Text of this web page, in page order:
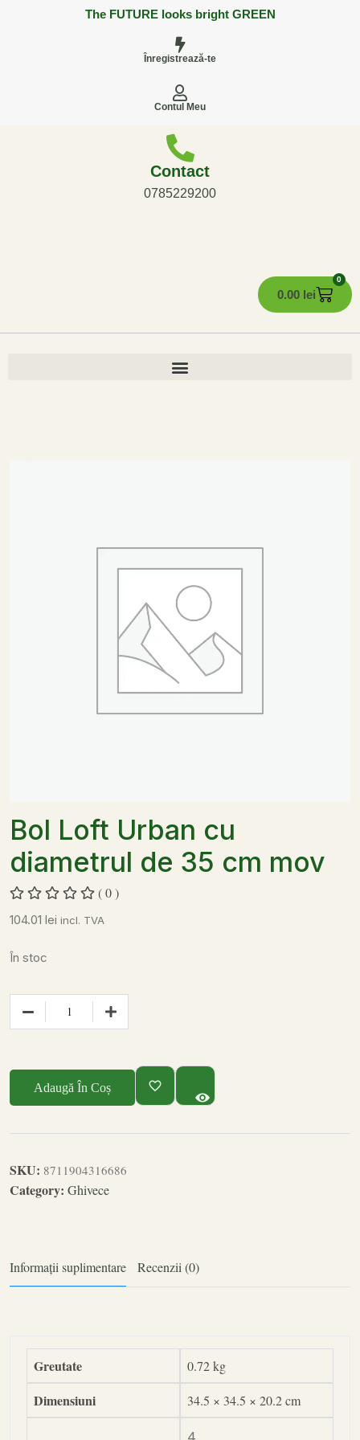
The FUTURE looks bright GREEN
Înregistrează-te
Contul Meu
Contact
0785229200
0.00 lei
0
Bol Loft Urban cu
diametrul de 35 cm mov
( 0 )
104.01 lei incl. TVA
În stoc
Adaugă În Coș
SKU: 8711904316686
Category: Ghivece
Informații suplimentare Recenzii (0)
Greutate 0.72 kg
Dimensiuni 34.5 × 34.5 × 20.2 cm